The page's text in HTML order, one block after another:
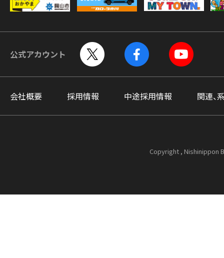
公式アカウント
会社概要 採用情報 中途採用情報 関連、
Copyright , Nishinippon